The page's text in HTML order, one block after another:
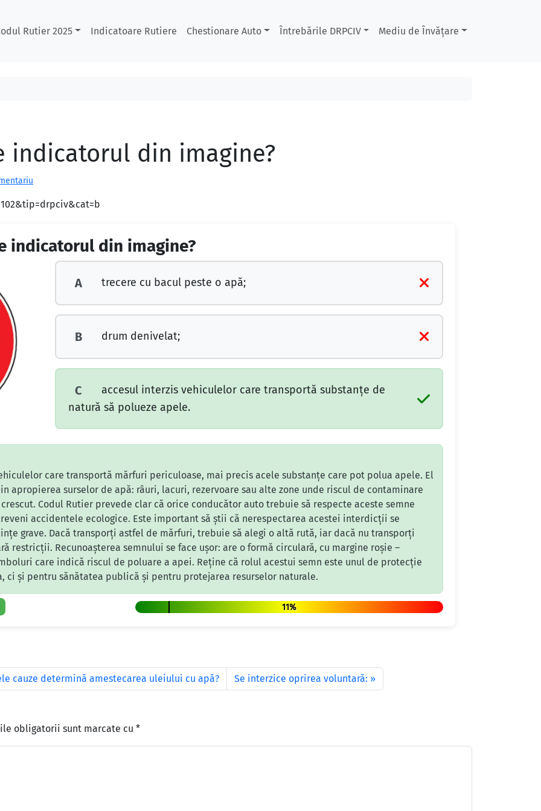
Rutier 2025 Indicatoare Rutiere Chestionare Auto Întrebările DRPCIV Mediu de Învățare
indicatorul din imagine?
indicatorul din imagine?
A trecere cu bacul peste o apă;
B drum denivelat;
C
accesul interzis vehiculelor care transportă substanţe de
natură să polueze apele.
care transportă mărfuri periculoase, mai precis acele substanțe care pot polua apele. El
apropierea surselor de apă: râuri, lacuri, rezervoare sau alte zone unde riscul de contaminare
Codul Rutier prevede clar că orice conducător auto trebuie să respecte aceste semne
accidentele ecologice. Este important să știi că nerespectarea acestei interdicții se
grave. Dacă transporți astfel de mărfuri, trebuie să alegi o altă rută, iar dacă nu transporți
restricții. Recunoașterea semnului se face ușor: are o formă circulară, cu margine roșie –
care indică riscul de poluare a apei. Reține că rolul acestui semn este unul de protecție
ci și pentru sănătatea publică și pentru protejarea resurselor naturale.
11%
cauze determină amestecarea uleiului cu apă? Se interzice oprirea voluntară:
obligatorii sunt marcate cu *